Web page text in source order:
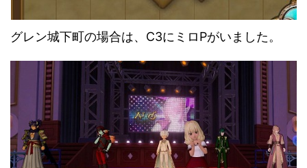
グレン城下町の場合は、C3にミロPがいました。